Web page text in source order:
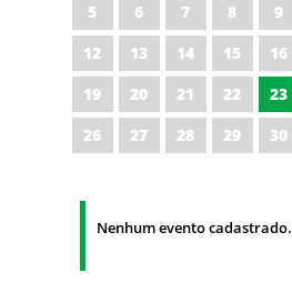
5
6 7 8 9
12
13 14 15 16
19
20 21 22 23
26
27 28 29 30
Nenhum evento cadastrado.